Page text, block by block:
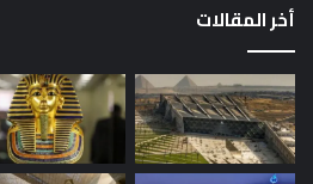
أخر المقالات